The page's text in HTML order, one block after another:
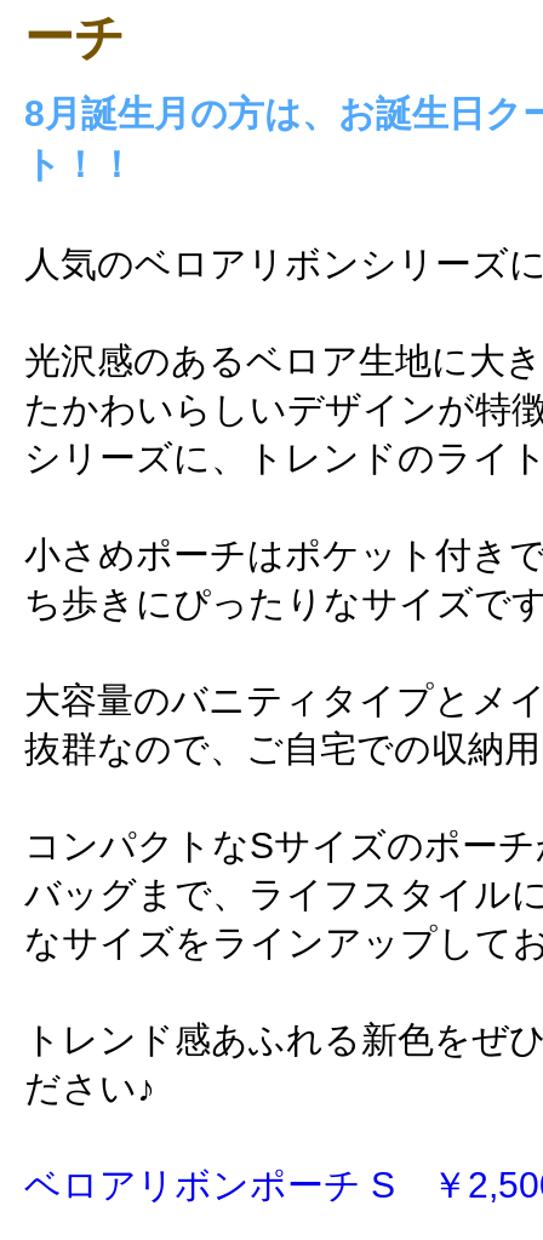
ーチ
8月誕生月の方は、お誕生日ク
ト！！
人気のベロアリボンシリーズ
光沢感のあるベロア生地に大
たかわいらしいデザインが特
シリーズに、トレンドのライ
小さめポーチはポケット付き
ち歩きにぴったりなサイズで
大容量のバニティタイプとメ
抜群なので、ご自宅での収納
コンパクトなSサイズのポー
バッグまで、ライフスタイル
なサイズをラインアップして
トレンド感あふれる新色をぜ
ださい♪
ベロアリボンポーチ S ￥